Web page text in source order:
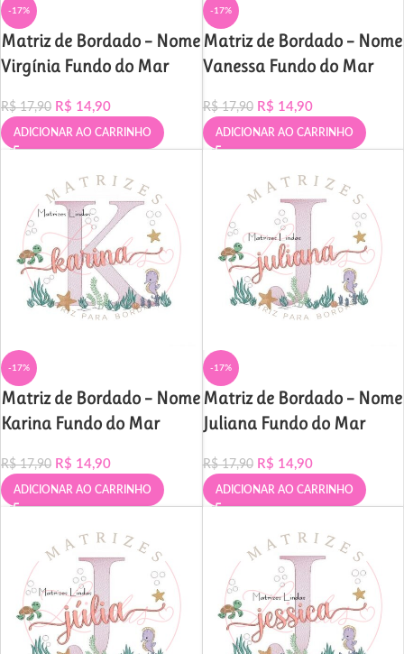
-17%
Matriz de Bordado – Nome
Virgínia Fundo do Mar
R$17,90 R$ 14,90
ADICIONAR AO CARRINHO
-17%
Matriz de Bordado – Nome
Vanessa Fundo do Mar
R$17,90 R$ 14,90
ADICIONAR AO CARRINHO
-17%
Matriz de Bordado – Nome
Karina Fundo do Mar
R$17,90 R$ 14,90
ADICIONAR AO CARRINHO
-17%
Matriz de Bordado – Nome
Juliana Fundo do Mar
R$17,90 R$ 14,90
ADICIONAR AO CARRINHO